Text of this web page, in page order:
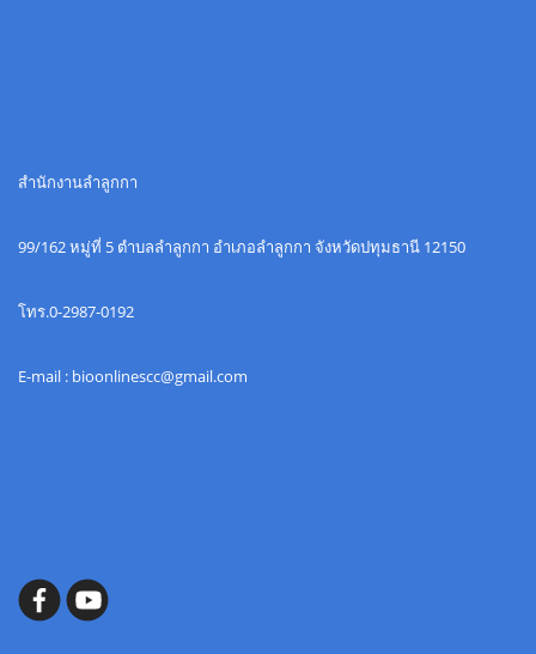
สำนักงานลำลูกกา
99/162 หมู่ที่ 5 ตำบลลำลูกกา อำเภอลำลูกกา จังหวัดปทุมธานี 12150
โทร.0-2987-0192
E-mail : bioonlinescc@gmail.com